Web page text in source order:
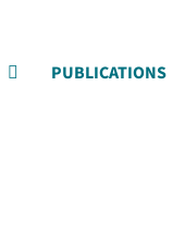
PUBLICATIONS